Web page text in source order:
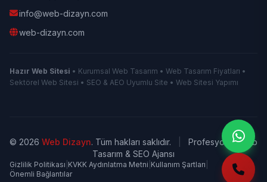
info@web-dizayn.com
web-dizayn.com
Hazır Web Sitesi • Kurumsal Web Tasarım • Web Tasarım Fiyatları •
Sektörel Web Sitesi • SEO & AEO Uyumlu Site • Web Sitesi Yapımı
© 2026 Web Dizayn. Tüm hakları saklıdır.
Profesyonel Web
Tasarım & SEO Ajansı
Gizlilik Politikası KVKK Aydınlatma Metni Kullanım Şartları
Önemli Bağlantılar